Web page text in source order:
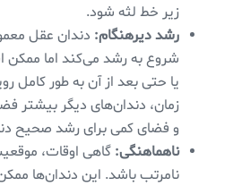
زیر خط لثه شود.
رشد دیرهنگام: دندان عقل
شروع به رشد می‌کند اما
یا حتی بعد از آن به طور کامل
زمان، دندان‌های دیگر بیشتر
و فضای کمی برای رشد صحیح
ناهماهنگی: گاهی اوقات،
نامرتب باشد. این دندان‌ها